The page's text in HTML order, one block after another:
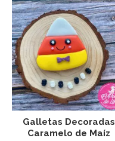
Galletas Decoradas
Caramelo de Maíz